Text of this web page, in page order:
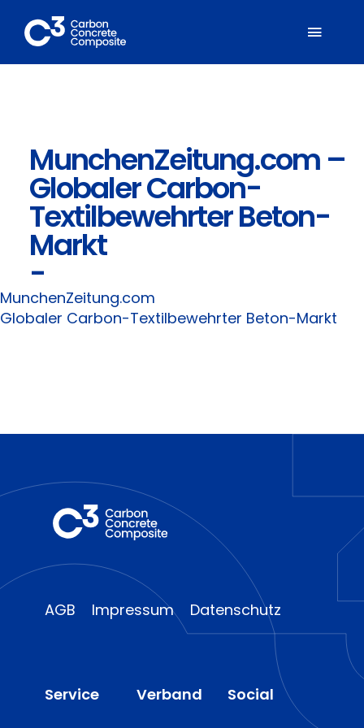
Inhalt
springen
Mitglieder
Fachbereiche
Carbonbeton
Suche
nach:
MunchenZeitung.com –
Globaler Carbon-
Textilbewehrter Beton-
Markt
-
MunchenZeitung.com
Globaler Carbon-Textilbewehrter Beton-Markt
AGB Impressum Datenschutz
Service Verband Social